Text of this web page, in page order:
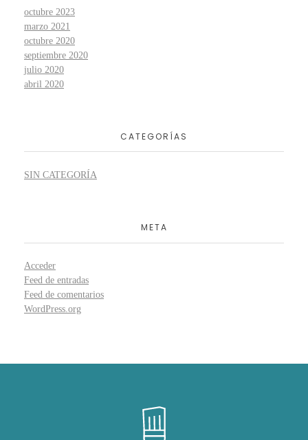
octubre 2023
marzo 2021
octubre 2020
septiembre 2020
julio 2020
abril 2020
CATEGORÍAS
SIN CATEGORÍA
META
Acceder
Feed de entradas
Feed de comentarios
WordPress.org